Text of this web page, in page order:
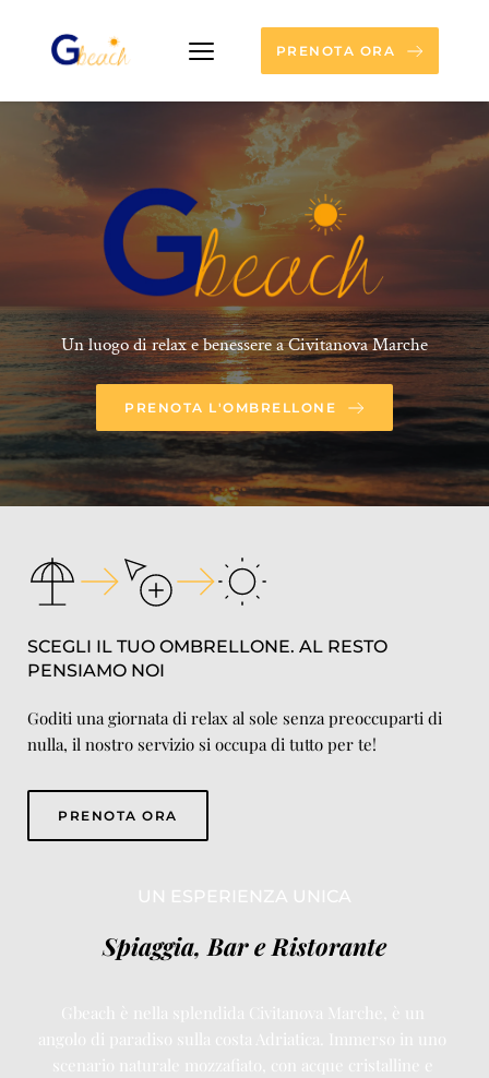
PRENOTA ORA
Un luogo di relax e benessere a Civitanova Marche
PRENOTA L'OMBRELLONE
SCEGLI IL TUO OMBRELLONE. AL RESTO
PENSIAMO NOI
Goditi una giornata di relax al sole senza preoccuparti di
nulla, il nostro servizio si occupa di tutto per te!
PRENOTA ORA
UN ESPERIENZA UNICA
Spiaggia, Bar e Ristorante
Gbeach è nella splendida Civitanova Marche, è un
angolo di paradiso sulla costa Adriatica. Immerso in uno
scenario naturale mozzafiato, con acque cristalline e